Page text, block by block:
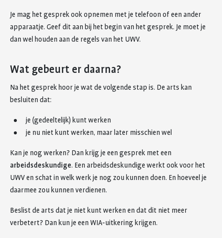
Je mag het gesprek ook opnemen met je telefoon of een ander
apparaatje. Geef dit aan bij het begin van het gesprek. Je moet je
dan wel houden aan de regels van het UWV.
Wat gebeurt er daarna?
Na het gesprek hoor je wat de volgende stap is. De arts kan
besluiten dat:
je (gedeeltelijk) kunt werken
je nu niet kunt werken, maar later misschien wel
Kan je nog werken? Dan krijg je een gesprek met een
arbeidsdeskundige. Een arbeidsdeskundige werkt ook voor het
UWV en schat in welk werk je nog zou kunnen doen. En hoeveel je
daarmee zou kunnen verdienen.
Beslist de arts dat je niet kunt werken en dat dit niet meer
verbetert? Dan kun je een WIA-uitkering krijgen.